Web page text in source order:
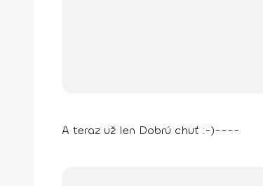
A teraz už len Dobrú chuť :-)----